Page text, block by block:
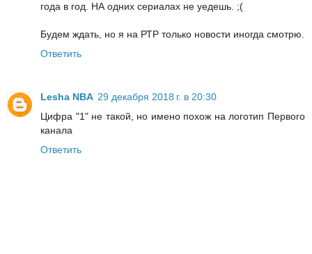
года в год. НА одних сериалах не уедешь. ;(
Будем ждать, но я на РТР только новости иногда смотрю.
Ответить
Lesha NBA 29 декабря 2018 г. в 20:30
Цифра "1" не такой, но имено похож на логотип Первого
канала
Ответить